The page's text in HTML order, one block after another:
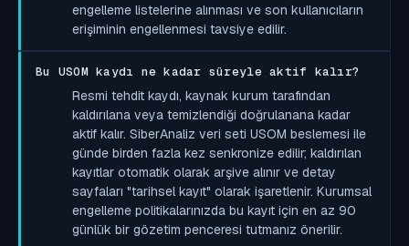
engelleme listelerine alınması ve son kullanıcıların
erişiminin engellenmesi tavsiye edilir.
Bu USOM kaydı ne kadar süreyle aktif kalır?
Resmi tehdit kaydı, kaynak kurum tarafından
kaldırılana veya temizlendiği doğrulanana kadar
aktif kalır. SiberAnaliz veri seti USOM beslemesi ile
günde birden fazla kez senkronize edilir; kaldırılan
kayıtlar otomatik olarak arşive alınır ve detay
sayfaları "tarihsel kayıt" olarak işaretlenir. Kurumsal
engelleme politikalarınızda bu kayıt için en az 90
günlük bir gözetim penceresi tutmanız önerilir.